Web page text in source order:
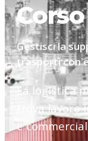
Gestisci la
trasporti con
La logistica
trova
e